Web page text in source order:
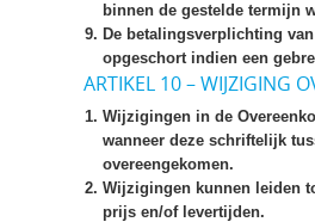
binnen de gestelde termijn
De betalingsverplichting
opgeschort indien een
ARTIKEL 10 – WIJZIGING
Wijzigingen in de
wanneer deze schriftelijk
overeengekomen.
Wijzigingen kunnen leiden
prijs en/of levertijden.